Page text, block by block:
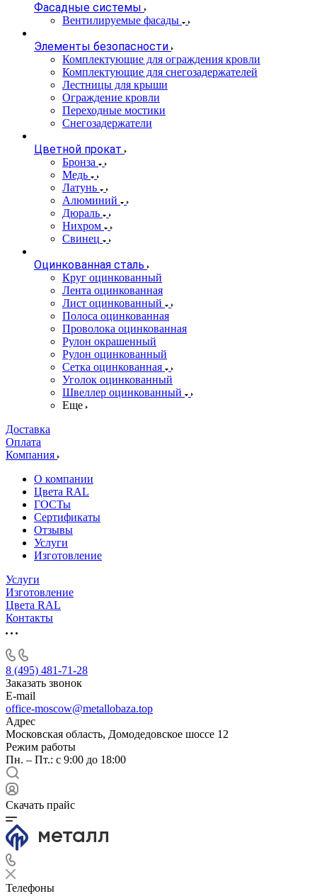
Фасадные системы
Вентилируемые фасады
Элементы безопасности
Комплектующие для ограждения кровли
Комплектующие для снегозадержателей
Лестницы для крыши
Ограждение кровли
Переходные мостики
Снегозадержатели
Цветной прокат
Бронза
Медь
Латунь
Алюминий
Дюраль
Нихром
Свинец
Оцинкованная сталь
Круг оцинкованный
Лента оцинкованная
Лист оцинкованный
Полоса оцинкованная
Проволока оцинкованная
Рулон окрашенный
Рулон оцинкованный
Сетка оцинкованная
Уголок оцинкованный
Швеллер оцинкованный
Еще
Доставка
Оплата
Компания
О компании
Цвета RAL
ГОСТы
Сертификаты
Отзывы
Услуги
Изготовление
Услуги
Изготовление
Цвета RAL
Контакты
8 (495) 481-71-28
Заказать звонок
E-mail
office-moscow@metallobaza.top
Адрес
Московская область, Домодедовское шоссе 12
Режим работы
Пн. – Пт.: с 9:00 до 18:00
Скачать прайс
Телефоны